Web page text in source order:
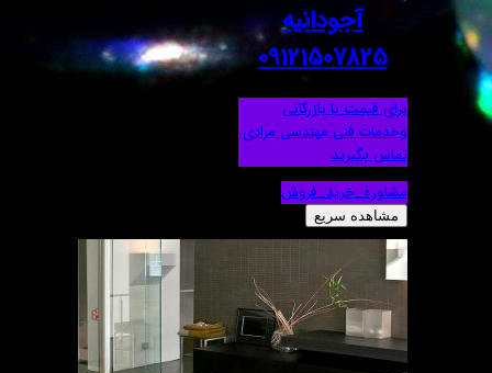
آجودانیه
09121507825
برای قیمت با بازرگانی
وخدمات فنی مهندسی مرادی
مشاوره_خرید_فروش
مشاهده سریع